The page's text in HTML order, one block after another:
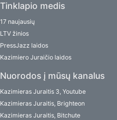
Tinklapio medis
17 naujausių
LTV žinios
PressJazz laidos
Kazimiero Juraičio laidos
Nuorodos į mūsų kanalus
Kazimieras Juraitis 3, Youtube
Kazimieras Juraitis, Brighteon
Kazimieras Juraitis, Bitchute